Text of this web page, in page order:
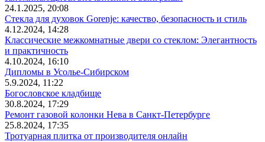
24.1.2025, 20:08
Стекла для духовок Gorenje: качество, безопасность и стиль
4.12.2024, 14:28
Классические межкомнатные двери со стеклом: Элегантность
и практичность
4.10.2024, 16:10
Дипломы в Усолье-Сибирском
5.9.2024, 11:22
Богословское кладбище
30.8.2024, 17:29
Ремонт газовой колонки Нева в Санкт-Петербурге
25.8.2024, 17:35
Тротуарная плитка от производителя онлайн